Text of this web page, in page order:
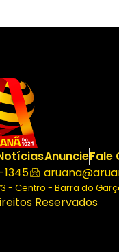
AnuncieFale
- Centro - Barra do
Reservados